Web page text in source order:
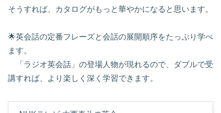
そうすれば、カタログがもっと華やかになると思います。
🌟英会話の定番フレーズと会話の展開順序をたっぷり学べ
ます。
「ラジオ英会話」の登場人物が現れるので、ダブルで受
講すれば、より楽しく深く学習できます。